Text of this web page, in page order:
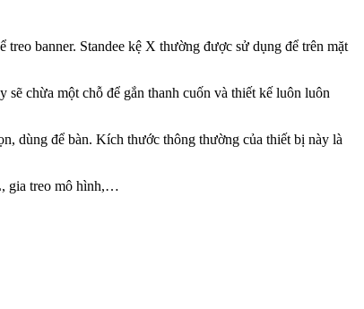
banner. Standee kệ X thường được sử dụng để trên mặt
chừa một chỗ để gắn thanh cuốn và thiết kế luôn luôn
dùng để bàn. Kích thước thông thường của thiết bị này là
gia treo mô hình,…